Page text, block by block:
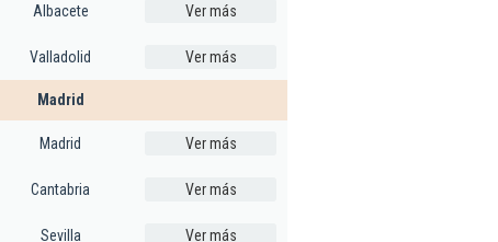
Albacete Ver más
Valladolid Ver más
Madrid
Madrid Ver más
Cantabria Ver más
Sevilla Ver más